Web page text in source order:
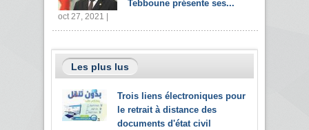
Tebboune présente ses...
oct 27, 2021 |
Les plus lus
Trois liens électroniques pour
le retrait à distance des
documents d'état civil